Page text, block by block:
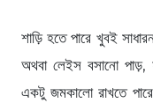
শাড়ি হতে পারে খুবই
অথবা লেইস বসানো পাড়,
একটু জমকালো রাখতে